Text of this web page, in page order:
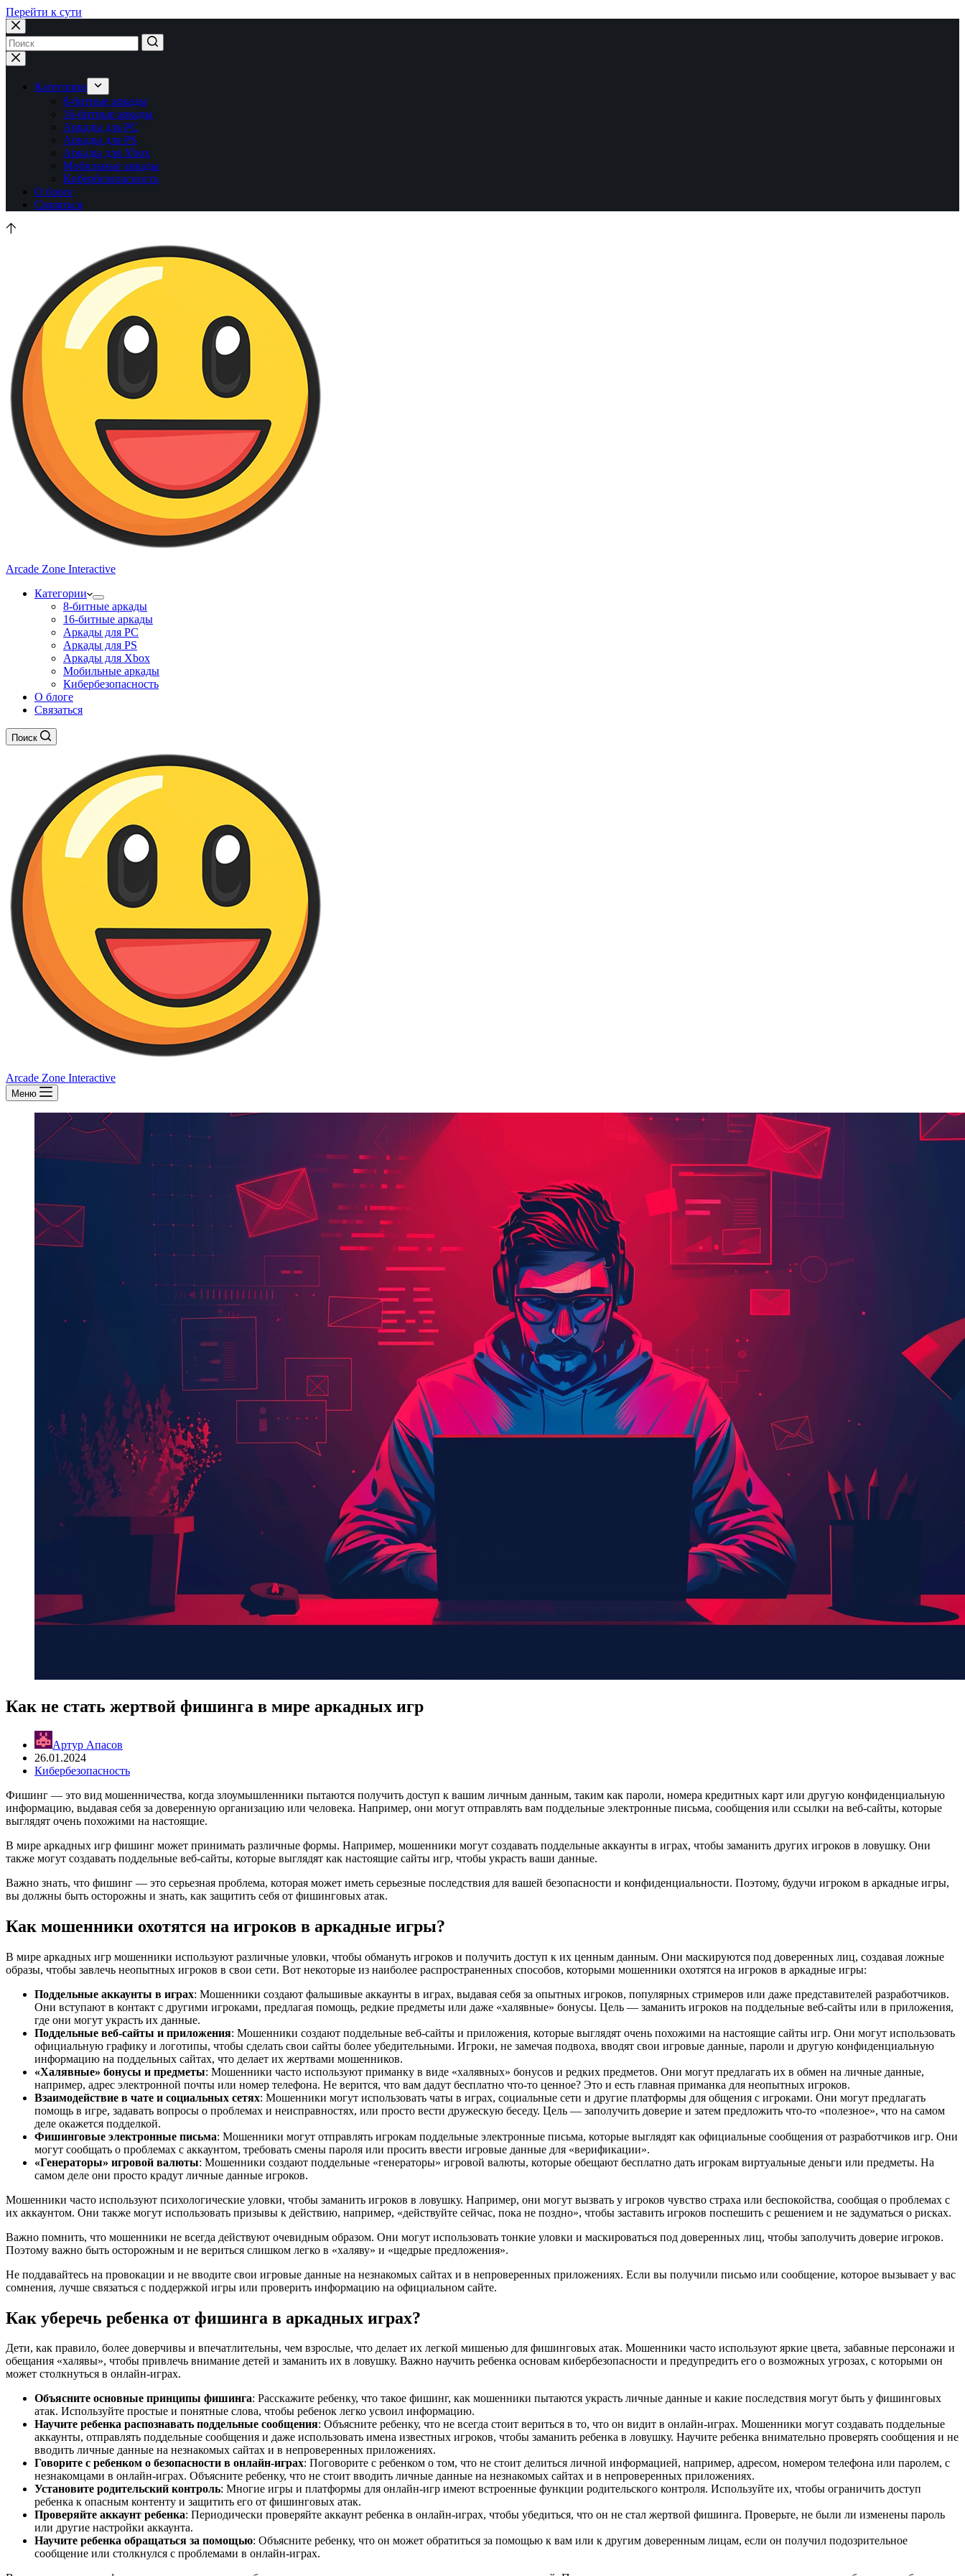
Перейти к сути
Ничего
не
найденоКатегории
8-битные аркады
16-битные аркады
Аркады для PC
Аркады для PS
Аркады для Xbox
Мобильные аркады
Кибербезопасность
О блоге
Связаться
Arcade Zone Interactive
Категории
8-битные аркады
16-битные аркады
Аркады для PC
Аркады для PS
Аркады для Xbox
Мобильные аркады
Кибербезопасность
О блоге
Связаться
Поиск
Arcade Zone Interactive
Меню
Как не стать жертвой фишинга в мире аркадных игр
Артур Апасов
26.01.2024
Кибербезопасность
Фишинг — это вид мошенничества, когда злоумышленники пытаются получить доступ к вашим личным данным, таким как пароли, номера кредитных карт или другую конфиденциальную
информацию, выдавая себя за доверенную организацию или человека. Например, они могут отправлять вам поддельные электронные письма, сообщения или ссылки на веб-сайты, которые
выглядят очень похожими на настоящие.
В мире аркадных игр фишинг может принимать различные формы. Например, мошенники могут создавать поддельные аккаунты в играх, чтобы заманить других игроков в ловушку. Они
также могут создавать поддельные веб-сайты, которые выглядят как настоящие сайты игр, чтобы украсть ваши данные.
Важно знать, что фишинг — это серьезная проблема, которая может иметь серьезные последствия для вашей безопасности и конфиденциальности. Поэтому, будучи игроком в аркадные игры,
вы должны быть осторожны и знать, как защитить себя от фишинговых атак.
Как мошенники охотятся на игроков в аркадные игры?
В мире аркадных игр мошенники используют различные уловки, чтобы обмануть игроков и получить доступ к их ценным данным. Они маскируются под доверенных лиц, создавая ложные
образы, чтобы завлечь неопытных игроков в свои сети. Вот некоторые из наиболее распространенных способов, которыми мошенники охотятся на игроков в аркадные игры:
Поддельные аккаунты в играх: Мошенники создают фальшивые аккаунты в играх, выдавая себя за опытных игроков, популярных стримеров или даже представителей разработчиков.
Они вступают в контакт с другими игроками, предлагая помощь, редкие предметы или даже «халявные» бонусы. Цель — заманить игроков на поддельные веб-сайты или в приложения,
где они могут украсть их данные.
Поддельные веб-сайты и приложения: Мошенники создают поддельные веб-сайты и приложения, которые выглядят очень похожими на настоящие сайты игр. Они могут использовать
официальную графику и логотипы, чтобы сделать свои сайты более убедительными. Игроки, не замечая подвоха, вводят свои игровые данные, пароли и другую конфиденциальную
информацию на поддельных сайтах, что делает их жертвами мошенников.
«Халявные» бонусы и предметы: Мошенники часто используют приманку в виде «халявных» бонусов и редких предметов. Они могут предлагать их в обмен на личные данные,
например, адрес электронной почты или номер телефона. Не верится, что вам дадут бесплатно что-то ценное? Это и есть главная приманка для неопытных игроков.
Взаимодействие в чате и социальных сетях: Мошенники могут использовать чаты в играх, социальные сети и другие платформы для общения с игроками. Они могут предлагать
помощь в игре, задавать вопросы о проблемах и неисправностях, или просто вести дружескую беседу. Цель — заполучить доверие и затем предложить что-то «полезное», что на самом
деле окажется подделкой.
Фишинговые электронные письма: Мошенники могут отправлять игрокам поддельные электронные письма, которые выглядят как официальные сообщения от разработчиков игр. Они
могут сообщать о проблемах с аккаунтом, требовать смены пароля или просить ввести игровые данные для «верификации».
«Генераторы» игровой валюты: Мошенники создают поддельные «генераторы» игровой валюты, которые обещают бесплатно дать игрокам виртуальные деньги или предметы. На
самом деле они просто крадут личные данные игроков.
Мошенники часто используют психологические уловки, чтобы заманить игроков в ловушку. Например, они могут вызвать у игроков чувство страха или беспокойства, сообщая о проблемах с
их аккаунтом. Они также могут использовать призывы к действию, например, «действуйте сейчас, пока не поздно», чтобы заставить игроков поспешить с решением и не задуматься о рисках.
Важно помнить, что мошенники не всегда действуют очевидным образом. Они могут использовать тонкие уловки и маскироваться под доверенных лиц, чтобы заполучить доверие игроков.
Поэтому важно быть осторожным и не вериться слишком легко в «халяву» и «щедрые предложения».
Не поддавайтесь на провокации и не вводите свои игровые данные на незнакомых сайтах и в непроверенных приложениях. Если вы получили письмо или сообщение, которое вызывает у вас
сомнения, лучше связаться с поддержкой игры или проверить информацию на официальном сайте.
Как уберечь ребенка от фишинга в аркадных играх?
Дети, как правило, более доверчивы и впечатлительны, чем взрослые, что делает их легкой мишенью для фишинговых атак. Мошенники часто используют яркие цвета, забавные персонажи и
обещания «халявы», чтобы привлечь внимание детей и заманить их в ловушку. Важно научить ребенка основам кибербезопасности и предупредить его о возможных угрозах, с которыми он
может столкнуться в онлайн-играх.
Объясните основные принципы фишинга: Расскажите ребенку, что такое фишинг, как мошенники пытаются украсть личные данные и какие последствия могут быть у фишинговых
атак. Используйте простые и понятные слова, чтобы ребенок легко усвоил информацию.
Научите ребенка распознавать поддельные сообщения: Объясните ребенку, что не всегда стоит вериться в то, что он видит в онлайн-играх. Мошенники могут создавать поддельные
аккаунты, отправлять поддельные сообщения и даже использовать имена известных игроков, чтобы заманить ребенка в ловушку. Научите ребенка внимательно проверять сообщения и не
вводить личные данные на незнакомых сайтах и в непроверенных приложениях.
Говорите с ребенком о безопасности в онлайн-играх: Поговорите с ребенком о том, что не стоит делиться личной информацией, например, адресом, номером телефона или паролем, с
незнакомцами в онлайн-играх. Объясните ребенку, что не стоит вводить личные данные на незнакомых сайтах и в непроверенных приложениях.
Установите родительский контроль: Многие игры и платформы для онлайн-игр имеют встроенные функции родительского контроля. Используйте их, чтобы ограничить доступ
ребенка к опасным контенту и защитить его от фишинговых атак.
Проверяйте аккаунт ребенка: Периодически проверяйте аккаунт ребенка в онлайн-играх, чтобы убедиться, что он не стал жертвой фишинга. Проверьте, не были ли изменены пароль
или другие настройки аккаунта.
Научите ребенка обращаться за помощью: Объясните ребенку, что он может обратиться за помощью к вам или к другим доверенным лицам, если он получил подозрительное
сообщение или столкнулся с проблемами в онлайн-играх.